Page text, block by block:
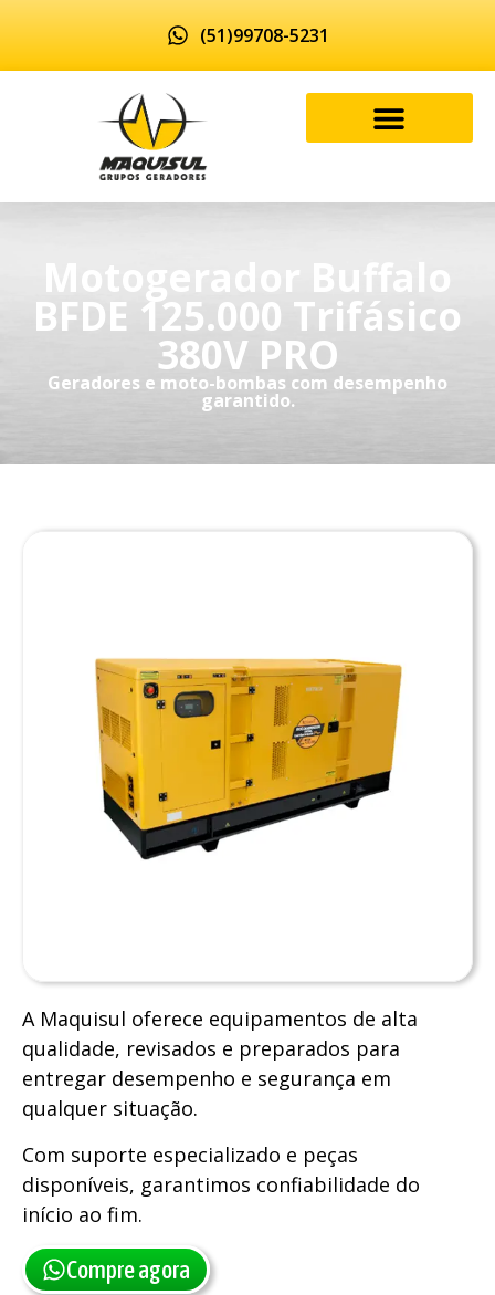
(51)99708-5231
Motogerador Buffalo
BFDE 125.000 Trifásico
380V PRO
Geradores e moto-bombas com desempenho
garantido.
A Maquisul oferece equipamentos de alta
qualidade, revisados e preparados para
entregar desempenho e segurança em
qualquer situação.
Com suporte especializado e peças
disponíveis, garantimos confiabilidade do
início ao fim.
Compre agora